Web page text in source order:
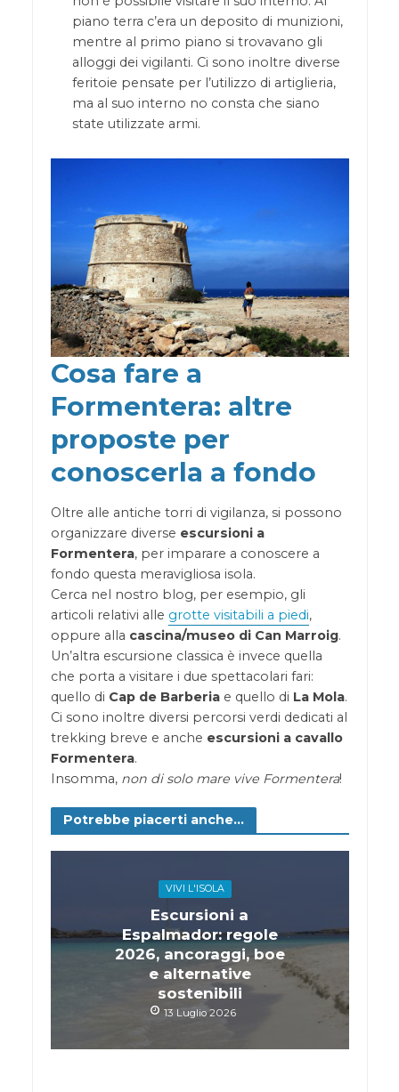
piano terra c’era un deposito di munizioni,
mentre al primo piano si trovavano gli
alloggi dei vigilanti. Ci sono inoltre diverse
feritoie pensate per l’utilizzo di artiglieria,
ma al suo interno no consta che siano
state utilizzate armi.
Cosa fare a
Formentera: altre
proposte per
conoscerla a fondo
Oltre alle antiche torri di vigilanza, si possono
organizzare diverse escursioni a
Formentera, per imparare a conoscere a
fondo questa meravigliosa isola.
Cerca nel nostro blog, per esempio, gli
articoli relativi alle grotte visitabili a piedi,
oppure alla cascina/museo di Can Marroig.
Un’altra escursione classica è invece quella
che porta a visitare i due spettacolari fari:
quello di Cap de Barberiae quello di La Mola.
Ci sono inoltre diversi percorsi verdi dedicati al
trekking breve e anche escursioni a cavallo
Formentera.
Insomma, non di solo mare vive Formentera!
Potrebbe piacerti anche...
VIVI L'ISOLA
Escursioni a
Espalmador: regole
2026, ancoraggi, boe
e alternative
sostenibili
13 Luglio 2026